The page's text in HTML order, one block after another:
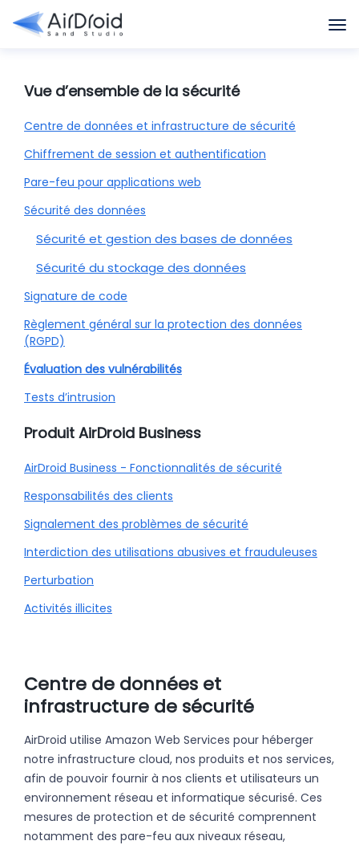
Vue d’ensemble de la sécurité
Centre de données et infrastructure de sécurité
Chiffrement de session et authentification
Pare-feu pour applications web
Sécurité des données
Sécurité et gestion des bases de données
Sécurité du stockage des données
Signature de code
Règlement général sur la protection des données
(RGPD)
Évaluation des vulnérabilités
Tests d’intrusion
Produit AirDroid Business
AirDroid Business - Fonctionnalités de sécurité
Responsabilités des clients
Signalement des problèmes de sécurité
Interdiction des utilisations abusives et frauduleuses
Perturbation
Activités illicites
Centre de données et
infrastructure de sécurité
AirDroid utilise Amazon Web Services pour héberger
notre infrastructure cloud, nos produits et nos services,
afin de pouvoir fournir à nos clients et utilisateurs un
environnement réseau et informatique sécurisé. Ces
mesures de protection et de sécurité comprennent
notamment des pare-feu aux niveaux réseau,